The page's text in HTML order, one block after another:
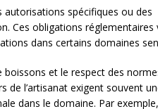
autorisations spécifiques ou des
Ces obligations réglementaires
dans certains domaines
et le respect des
de l’artisanat exigent souvent
dans le domaine. Par